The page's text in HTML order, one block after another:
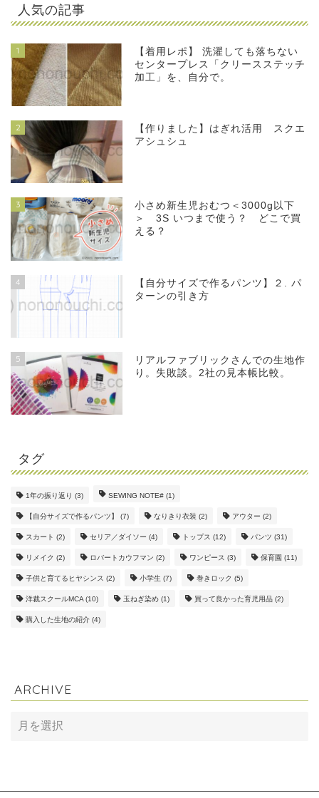
人気の記事
1
【着用レポ】 洗濯しても落ちない
センタープレス「クリースステッチ
加工」を、自分で。
2
【作りました】はぎれ活用 スクエ
アシュシュ
3
小さめ新生児おむつ＜3000g以下
＞ 3S いつまで使う？ どこで買
える？
4
【自分サイズで作るパンツ】２. パ
ターンの引き方
5
リアルファブリックさんでの生地作
り。失敗談。2社の見本帳比較。
タグ
1年の振り返り (3) SEWING NOTE# (1)
【自分サイズで作るパンツ】 (7) なりきり衣装 (2) アウター (2)
スカート (2) セリア／ダイソー (4) トップス (12) パンツ (31)
リメイク (2) ロバートカウフマン (2) ワンピース (3) 保育園 (11)
子供と育てるヒヤシンス (2) 小学生 (7) 巻きロック (5)
洋裁スクールMCA (10) 玉ねぎ染め (1) 買って良かった育児用品 (2)
購入した生地の紹介 (4)
ARCHIVE